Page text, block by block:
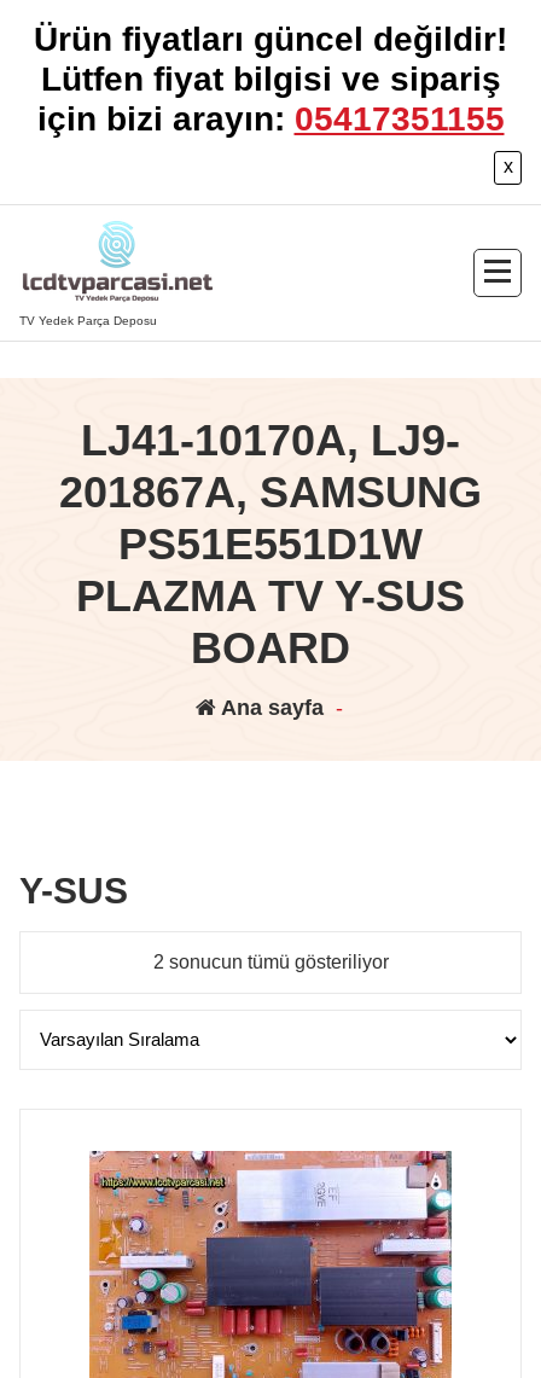
Ürün fiyatları güncel değildir!
Lütfen fiyat bilgisi ve sipariş
için bizi arayın: 05417351155
x
TV Yedek Parça Deposu
LJ41-10170A, LJ9-
201867A, SAMSUNG
PS51E551D1W
PLAZMA TV Y-SUS
BOARD
Ana sayfa-
Y-SUS
2 sonucun tümü gösteriliyor